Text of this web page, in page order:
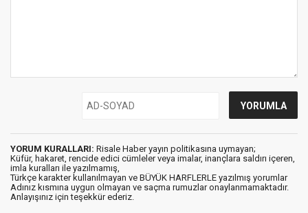
YORUM KURALLARI: Risale Haber yayın politikasına uymayan;
Küfür, hakaret, rencide edici cümleler veya imalar, inançlara saldırı içeren,
imla kuralları ile yazılmamış,
Türkçe karakter kullanılmayan ve BÜYÜK HARFLERLE yazılmış yorumlar
Adınız kısmına uygun olmayan ve saçma rumuzlar onaylanmamaktadır.
Anlayışınız için teşekkür ederiz.